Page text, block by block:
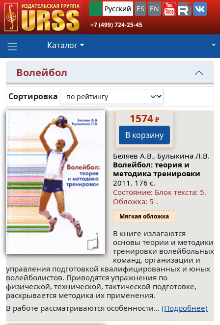
Русский ES EN
+7 (499) 724-25-45
Каталог
Волейбол
Сортировка
1574₽
В корзину
Беляев А.В., Булыкина Л.В.
Волейбол: теория и
методика тренировки
2011. 176 с.
Состояние: Блок текста: 5.
Обложка: 5-.
Мягкая обложка
В книге излагаются
основы теории и методики
тренировки волейбольных
команд, организации и
управления подготовкой квалифицированных и юных
волейболистов. Приводятся упражнения по
физической, технической, тактической подготовке,
раскрывается методика их применения.
В работе рассматриваются особенности... (Подробнее)